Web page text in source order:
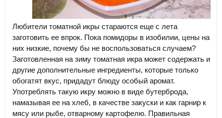
Любители томатной икры стараются еще с лета
заготовить ее впрок. Пока помидоры в изобилии, цены на
них низкие, почему бы не воспользоваться случаем?
Заготовленная на зиму томатная икра может содержать и
другие дополнительные ингредиенты, которые только
обогатят вкус, придадут блюду особый аромат.
Употреблять такую икру можно в виде бутерброда,
намазывая ее на хлеб, в качестве закуски и как гарнир к
мясу или рыбе, отварному картофелю. Правильная